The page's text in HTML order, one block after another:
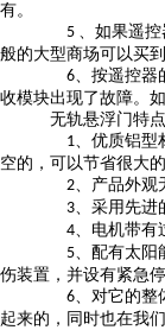
有。
5 、如果遥
般的大型商场可以买到
6、按遥控器
收模块出现了故障。
无轨悬浮门特点
1、优质铝型
空的，可以节省很大
2、产品外观
3、采用先进
4、电机带有
5、配有太阳
伤装置，并设有紧急
6、对它的整
起来的，同时也在我